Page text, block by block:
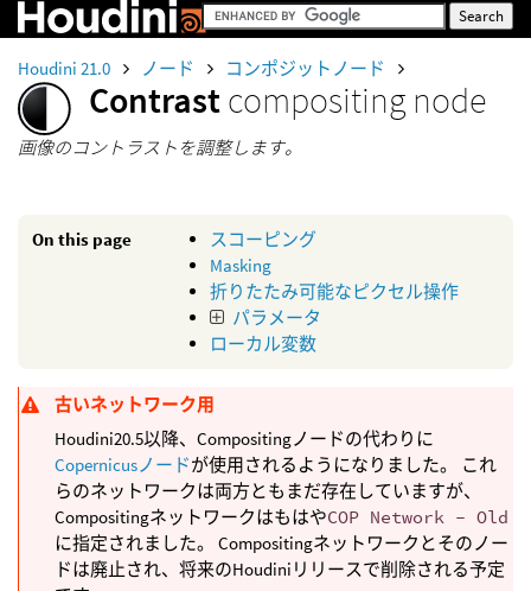
Houdini 21.0 ノード コンポジットノード
Contrastcompositing node
画像のコントラストを調整します。
On this page
スコーピング
Masking
折りたたみ可能なピクセル操作
パラメータ
ローカル変数
古いネットワーク用
Houdini20.5以降、Compositingノードの代わりに
Copernicusノードが使用されるようになりました。 これ
らのネットワークは両方ともまだ存在していますが、
CompositingネットワークはもはやCOP Network - Old
に指定されました。 Compositingネットワークとそのノー
ドは廃止され、将来のHoudiniリリースで削除される予定